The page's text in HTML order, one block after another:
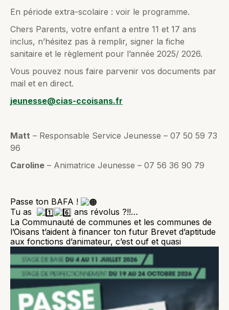
En période extra-scolaire : voir le programme.
Chers Parents, votre enfant a entre 11 et 17 ans
inclus, n’hésitez pas à remplir, signer la fiche
sanitaire et le règlement pour l’année 2025/ 2026.
Vous pouvez nous faire parvenir vos documents par
mail et en direct.
jeunesse@cias-ccoisans.fr
Matt – Responsable Service Jeunesse – 07 50 59 73
96
Caroline – Animatrice Jeunesse – 07 56 36 90 79
Passe ton BAFA !
Tu as
ans révolus ?!!…
La Communauté de communes et les communes de
l’Oisans t’aident à financer ton futur Brevet d’aptitude
aux fonctions d’animateur, c’est ouf et quasi